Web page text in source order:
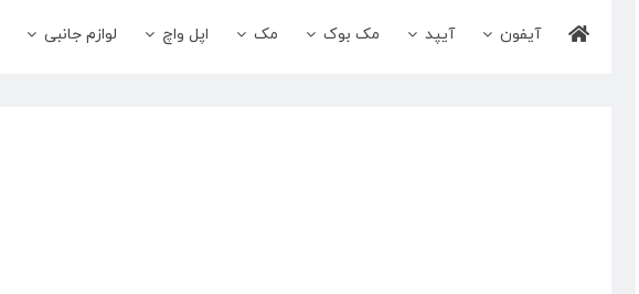
آیفون آیپد مک بوک مک اپل واچ لوازم جانبی